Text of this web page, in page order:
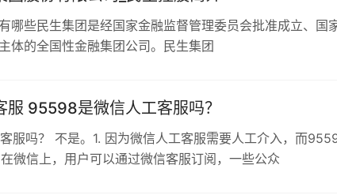
哪些民生集团是经国家金融监督管理委员会批准成立、国
体的全国性金融集团公司。民生集团
服 95598是微信人工客服吗？
服吗？ 不是。1. 因为微信人工客服需要人工介入，而
微信上，用户可以通过微信客服订阅，一些公众